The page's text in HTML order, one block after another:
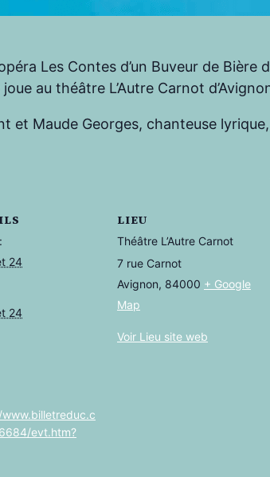
Les Contes d’un Buveur de
au théâtre L’Autre Carnot
et Maude Georges, chanteuse
24
24
evt.htm?
LIEU
Théâtre L’Autre Carnot
7 rue Carnot
Avignon, 84000 + Google
Map
Voir Lieu site web